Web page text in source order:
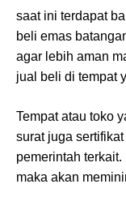
saat ini terdapat
beli emas
agar lebih aman
jual beli di tempat
Tempat atau toko
surat juga
pemerintah
maka akan